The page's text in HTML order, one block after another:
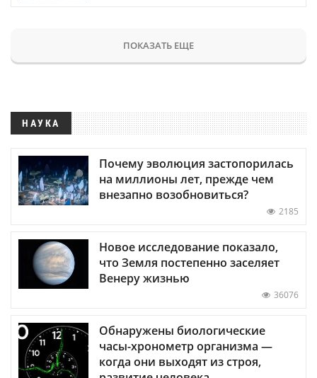
ПОКАЗАТЬ ЕЩЕ
НАУКА
Почему эволюция застопорилась
на миллионы лет, прежде чем
внезапно возобновиться?
2185
Новое исследование показало,
что Земля постепенно заселяет
Венеру жизнью
36076
Обнаружены биологические
часы-хронометр организма —
когда они выходят из строя,